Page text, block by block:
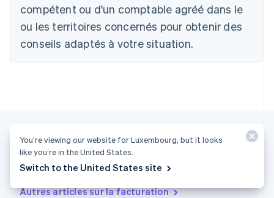
compétent ou d'un comptable agréé dans le
ou les territoires concernés pour obtenir des
conseils adaptés à votre situation.
Plus d'articles
Autres articles sur la facturation
Português English
Bulgarie
English
Canada
EnglishFrançais
EnglishItaliano
Danemark
Émirats arabes unis
You’re viewing our website for Luxembourg, but it looks
like you’re in the United States.
Switch to the United States site